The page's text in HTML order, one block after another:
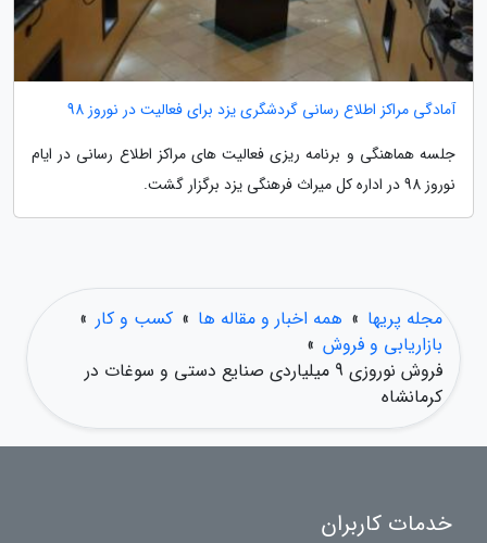
آمادگی مراکز اطلاع رسانی گردشگری یزد برای فعالیت در نوروز 98
جلسه هماهنگی و برنامه ریزی فعالیت های مراکز اطلاع رسانی در ایام
نوروز 98 در اداره کل میراث فرهنگی یزد برگزار گشت.
مجله پریها » همه اخبار و مقاله ها » کسب و کار »
بازاریابی و فروش »
فروش نوروزی 9 میلیاردی صنایع دستی و سوغات در
کرمانشاه
خدمات کاربران